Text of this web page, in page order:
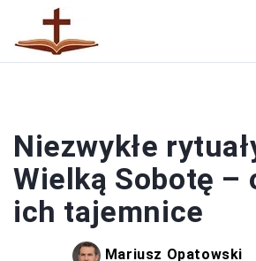
Niezwykłe
Wielką Sobotę –
ich tajemnice
Mariusz Opatowski